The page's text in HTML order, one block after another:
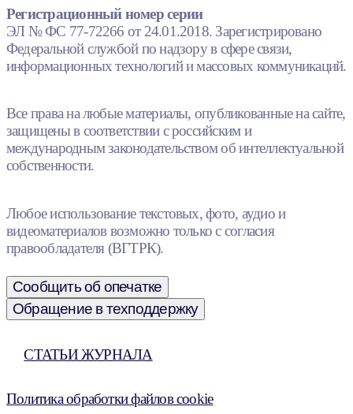
Регистрационный номер серии
ЭЛ № ФС 77-72266 от 24.01.2018. Зарегистрировано
Федеральной службой по надзору в сфере связи,
информационных технологий и массовых коммуникаций.
Все права на любые материалы, опубликованные на сайте,
защищены в соответствии с российским и
международным законодательством об интеллектуальной
собственности.
Любое использование текстовых, фото, аудио и
видеоматериалов возможно только с согласия
правообладателя (ВГТРК).
Сообщить об опечатке
Обращение в техподдержку
СТАТЬИ ЖУРНАЛА
Политика обработки файлов cookie